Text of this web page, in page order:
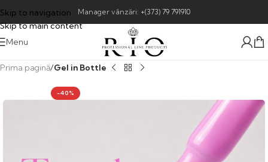
Skip to navigation
Skip to main content
Manager vânzări: +(373) 79 791910
Menu
Prima pagină Gel in Bottle
-40%